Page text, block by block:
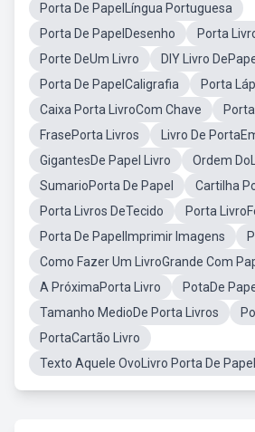
Porta De PapelLíngua Portuguesa
Porta De PapelDesenho
Porta
Porte DeUm Livro
DIY Livro
Porta De PapelCaligrafia
Porta
Caixa Porta LivroCom Chave
FrasePorta Livros
Livro De
GigantesDe Papel Livro
Ordem
SumarioPorta De Papel
Cartilha
Porta Livros DeTecido
Porta
Porta De PapelImprimir Imagens
Como Fazer Um LivroGrande Com
A PróximaPorta Livro
PotaDe
Tamanho MedioDe Porta Livros
PortaCartão Livro
Texto Aquele OvoLivro Porta De Papel